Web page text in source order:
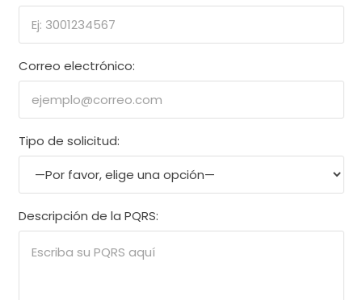
Correo electrónico:
Tipo de solicitud:
Descripción de la PQRS: